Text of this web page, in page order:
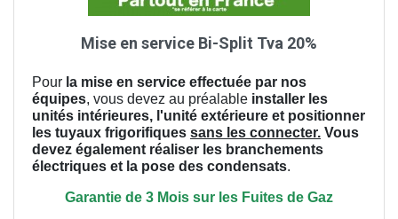
Mise en service Bi-Split Tva 20%
Pour la mise en service effectuée par nos
équipes, vous devez au préalable installer les
unités intérieures, l'unité extérieure et positionner
les tuyaux frigorifiques sans les connecter. Vous
devez également réaliser les branchements
électriques et la pose des condensats.
Garantie de 3 Mois sur les Fuites de Gaz